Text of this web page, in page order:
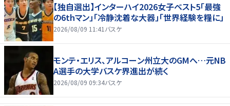
【独自選出】インターハイ2026女子ベスト5「最強
の6thマン」「冷静沈着な大器」「世界経験を糧に」
2026/08/09 11:41 バスケ
モンテ・エリス、アルコーン州立大のGMへ…元NB
A選手の大学バスケ界進出が続く
2026/08/09 09:34バスケ